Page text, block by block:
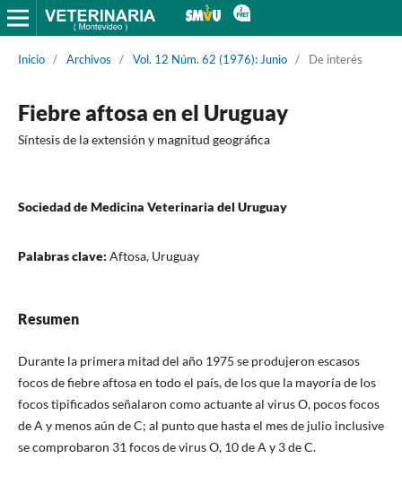
Inicio / Archivos / Vol. 12 Núm. 62 (1976): Junio / De interés
Fiebre aftosa en el Uruguay
Síntesis de la extensión y magnitud geográfica
Sociedad de Medicina Veterinaria del Uruguay
Palabras clave: Aftosa, Uruguay
Resumen
Durante la primera mitad del año 1975 se produjeron escasos
focos de fiebre aftosa en todo el país, de los que la mayoría de los
focos tipificados señalaron como actuante al virus O, pocos focos
de A y menos aún de C; al punto que hasta el mes de julio inclusive
se comprobaron 31 focos de virus O, 10 de A y 3 de C.